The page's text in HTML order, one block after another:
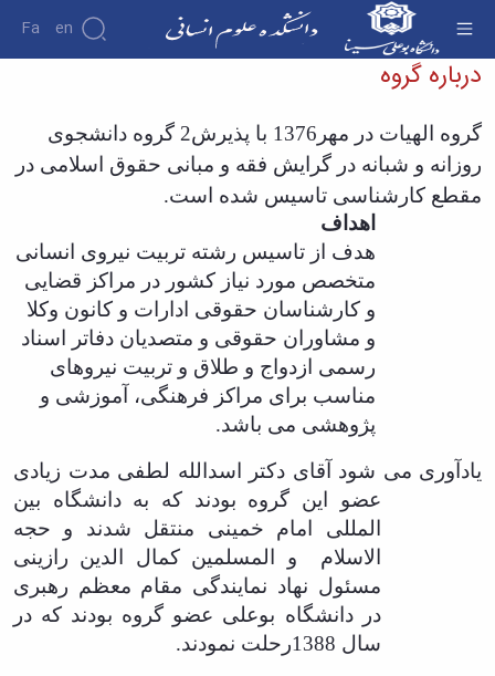
Fa En
درباره
دانشکده
تاریخچه
ریاست
معاونت
تحصیلات
پژوهش
نشریات
درباره الهیات - دانشکده علوم انسانی
درباره گروه
گروه الهیات در مهر1376 با پذیرش2 گروه دانشجوی
روزانه و شبانه در گرایش فقه و مبانی حقوق اسلامی در
مقطع کارشناسی تاسیس شده است.
اهداف
هدف از تاسیس رشته تربیت نیروی انسانی
متخصص مورد نیاز کشور در مراکز قضایی
و کارشناسان حقوقی ادارات و کانون وکلا
و مشاوران حقوقی و متصدیان دفاتر اسناد
رسمی ازدواج و طلاق و تربیت نیروهای
مناسب برای مراکز فرهنگی، آموزشی و
پژوهشی می باشد.
یادآوری می شود آقای دکتر اسدالله لطفی مدت زیادی
عضو این گروه بودند که به دانشگاه بین
المللی امام خمینی منتقل شدند و حجه
الاسلام
و المسلمین کمال الدین رازینی
مسئول نهاد نمایندگی مقام معظم رهبری
در دانشگاه بوعلی عضو گروه بودند که در
سال 1388رحلت نمودند.